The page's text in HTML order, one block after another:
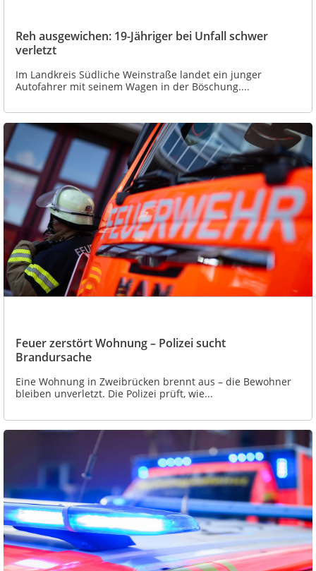
Reh ausgewichen: 19-Jähriger bei Unfall schwer
verletzt
Im Landkreis Südliche Weinstraße landet ein junger
Autofahrer mit seinem Wagen in der Böschung....
Feuer zerstört Wohnung – Polizei sucht
Brandursache
Eine Wohnung in Zweibrücken brennt aus – die Bewohner
bleiben unverletzt. Die Polizei prüft, wie...